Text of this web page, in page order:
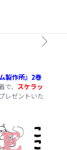
製作所』2巻
、 スケラッ
レゼントいた